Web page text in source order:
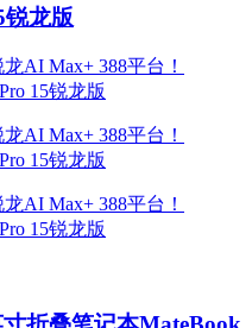
龙版